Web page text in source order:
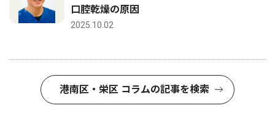
口腔乾燥の原因
2025.10.02
港南区・栄区 コラムの記事を検索